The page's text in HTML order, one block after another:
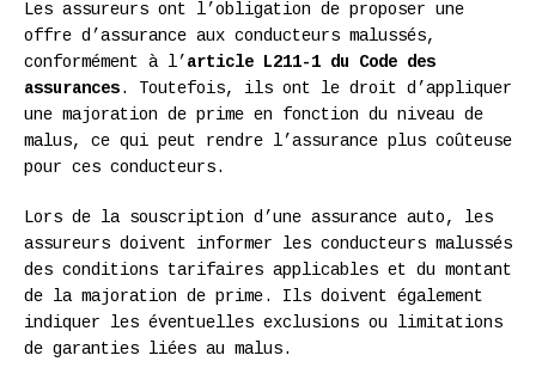
Les assureurs ont l’obligation de proposer une
offre d’assurance aux conducteurs malussés,
conformément à l’ article L211-1 du Code des
assurances. Toutefois, ils ont le droit d’appliquer
une majoration de prime en fonction du niveau de
malus, ce qui peut rendre l’assurance plus coûteuse
pour ces conducteurs.
Lors de la souscription d’une assurance auto, les
assureurs doivent informer les conducteurs malussés
des conditions tarifaires applicables et du montant
de la majoration de prime. Ils doivent également
indiquer les éventuelles exclusions ou limitations
de garanties liées au malus.